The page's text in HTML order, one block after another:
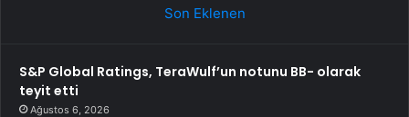
Son Eklenen
S&P Global Ratings, TeraWulf’un notunu BB- olarak
teyit etti
Ağustos 6, 2026